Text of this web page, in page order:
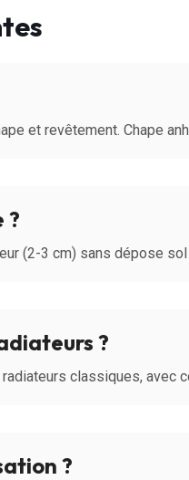
et revêtement. Chape
?
(2-3 cm) sans dépose
?
classiques, avec
?